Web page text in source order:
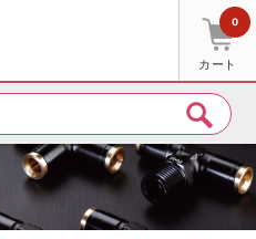
カート
0